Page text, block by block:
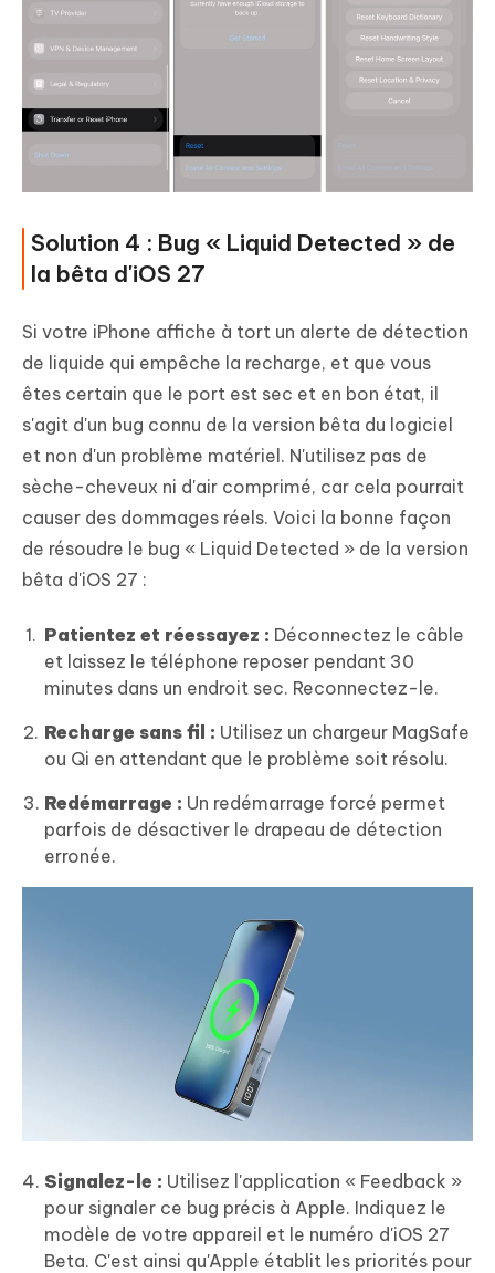
Solution 4 : Bug « Liquid Detected » de
la bêta d'iOS 27
Si votre iPhone affiche à tort un alerte de détection
de liquide qui empêche la recharge, et que vous
êtes certain que le port est sec et en bon état, il
s'agit d'un bug connu de la version bêta du logiciel
et non d'un problème matériel. N'utilisez pas de
sèche-cheveux ni d'air comprimé, car cela pourrait
causer des dommages réels. Voici la bonne façon
de résoudre le bug « Liquid Detected » de la version
bêta d'iOS 27 :
Patientez et réessayez : Déconnectez le câble
et laissez le téléphone reposer pendant 30
minutes dans un endroit sec. Reconnectez-le.
Recharge sans fil : Utilisez un chargeur MagSafe
ou Qi en attendant que le problème soit résolu.
Redémarrage : Un redémarrage forcé permet
parfois de désactiver le drapeau de détection
erronée.
Signalez-le : Utilisez l'application « Feedback »
pour signaler ce bug précis à Apple. Indiquez le
modèle de votre appareil et le numéro d'iOS 27
Beta. C'est ainsi qu'Apple établit les priorités pour